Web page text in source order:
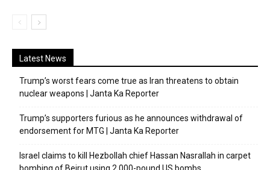
Latest News
Trump’s worst fears come true as Iran threatens to obtain
nuclear weapons | Janta Ka Reporter
Trump’s supporters furious as he announces withdrawal of
endorsement for MTG | Janta Ka Reporter
Israel claims to kill Hezbollah chief Hassan Nasrallah in carpet
bombing of Beirut using 2,000-pound US bombs